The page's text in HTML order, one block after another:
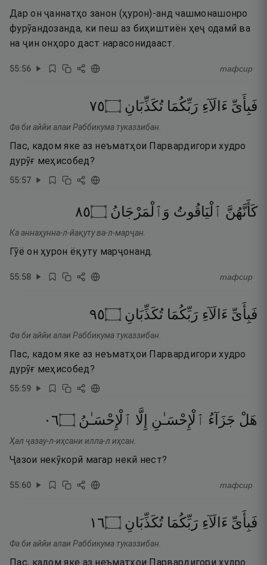
Дар он ҷаннатҳо занон (ҳурон)-анд чашмонашонро
фурӯандозанда, ки пеш аз биҳиштиён ҳеҷ одамӣ ва
на ҷин онҳоро даст нарасонидааст.
55:56 тафсир
فَبِأَىِّ ءَالَآءِ رَبِّكُمَا تُكَذِّبَانِ ۝٥٧
Фа би аййи алаи Раббикума туказзибан.
Пас, кадом яке аз неъматҳои Парвардигори худро
дурӯғ меҳисобед?
55:57
كَأَنَّهُنَّ ٱلْيَاقُوتُ وَٱلْمَرْجَانُ ۝٥٨
Ка аннаҳунна-л-йақуту ва-л-марҷан.
Гӯё он ҳурон ёқуту марҷонанд.
55:58 тафсир
فَبِأَىِّ ءَالَآءِ رَبِّكُمَا تُكَذِّبَانِ ۝٥٩
Фа би аййи алаи Раббикума туказзибан.
Пас, кадом яке аз неъматҳои Парвардигори худро
дурӯғ меҳисобед?
55:59
هَلْ جَزَآءُ ٱلْإِحْسَـٰنِ إِلَّا ٱلْإِحْسَـٰنُ ۝٦٠
Ҳал ҷазау-л-иҳсани илла-л иҳсан.
Ҷазои некӯкорӣ магар некӣ нест?
55:60 тафсир
فَبِأَىِّ ءَالَآءِ رَبِّكُمَا تُكَذِّبَانِ ۝٦١
Фа би аййи алаи Раббикума туказзибан.
Пас, кадом яке аз неъматҳои Парвардигори худро